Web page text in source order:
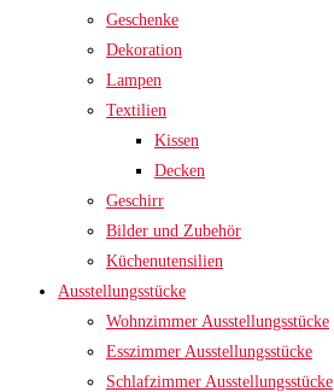
Geschenke
Dekoration
Lampen
Textilien
Kissen
Decken
Geschirr
Bilder und Zubehör
Küchenutensilien
Ausstellungsstücke
Wohnzimmer Ausstellungsstücke
Esszimmer Ausstellungsstücke
Schlafzimmer Ausstellungsstücke